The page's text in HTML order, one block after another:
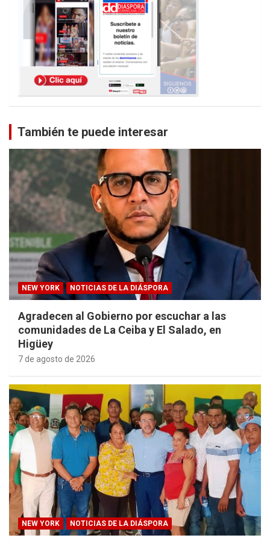
También te puede interesar
NEW YORK NOTICIAS DE LA DIÁSPORA
Agradecen al Gobierno por escuchar a las
comunidades de La Ceiba y El Salado, en
Higüey
7 de agosto de 2026
NEW YORK NOTICIAS DE LA DIÁSPORA